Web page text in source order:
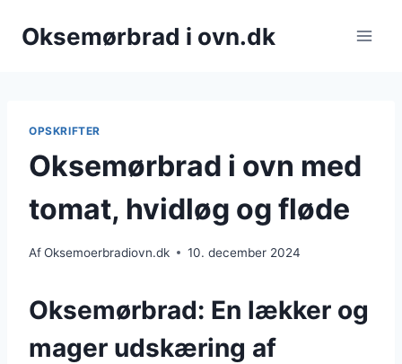
Oksemørbrad i ovn.dk
OPSKRIFTER
Oksemørbrad i ovn med
tomat, hvidløg og fløde
AfOksemoerbradiovn.dk 10. december 2024
Oksemørbrad: En lækker og
mager udskæring af